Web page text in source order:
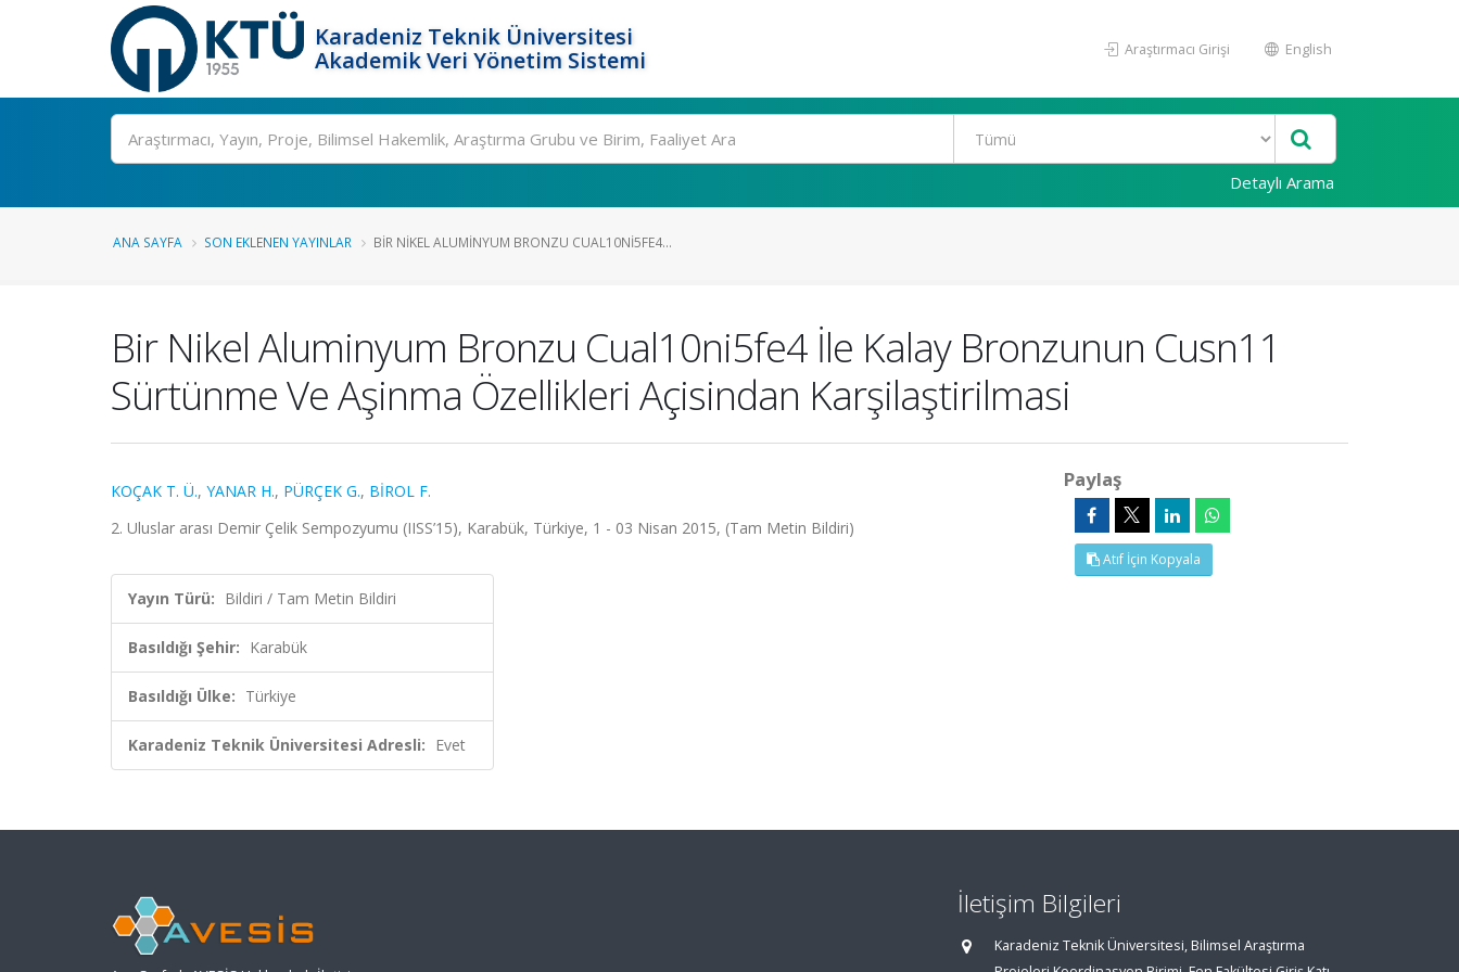
Karadeniz Teknik Üniversitesi
Akademik Veri Yönetim Sistemi
Araştırmacı Girişi English
Ara
Detaylı Arama
ANA SAYFA SON EKLENEN YAYINLAR BIR NIKEL ALUMINYUM BRONZU CUAL10NI5FE4...
Bir Nikel Aluminyum Bronzu Cual10ni5fe4 İle Kalay Bronzunun Cusn11
Sürtünme Ve Aşinma Özellikleri Açisindan Karşilaştirilmasi
KOÇAK T. Ü., YANAR H., PÜRÇEK G., BİROL F.
2. Uluslar arası Demir Çelik Sempozyumu (IISS’15), Karabük, Türkiye, 1 - 03 Nisan 2015, (Tam Metin Bildiri)
Yayın Türü: Bildiri / Tam Metin Bildiri
Basıldığı Şehir: Karabük
Basıldığı Ülke: Türkiye
Karadeniz Teknik Üniversitesi Adresli: Evet
Paylaş
Atıf İçin Kopyala
İletişim Bilgileri
Karadeniz Teknik Üniversitesi, Bilimsel Araştırma